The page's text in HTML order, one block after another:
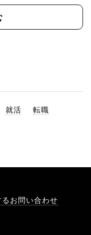
就活 転職
お問い合わせ